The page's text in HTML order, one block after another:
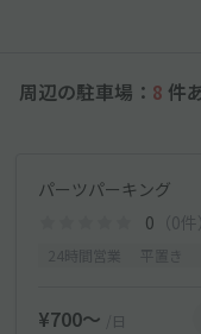
周辺の駐車場： 8 件
パーツパーキング
0 （0件
¥700〜 /日